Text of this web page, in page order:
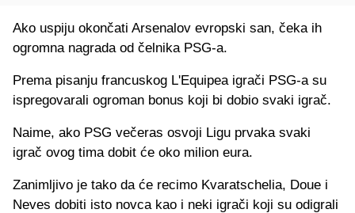
Ako uspiju okončati Arsenalov evropski san, čeka ih
ogromna nagrada od čelnika PSG-a.
Prema pisanju francuskog L'Equipea igrači PSG-a su
ispregovarali ogroman bonus koji bi dobio svaki igrač.
Naime, ako PSG večeras osvoji Ligu prvaka svaki
igrač ovog tima dobit će oko milion eura.
Zanimljivo je tako da će recimo Kvaratschelia, Doue i
Neves dobiti isto novca kao i neki igrači koji su odigrali